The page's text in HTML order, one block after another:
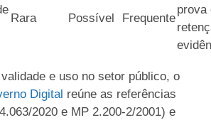
Rara Possível Frequente
prova
e uso no setor público, o
Digital reúne as referências
2020 e MP 2.200-2/2001) e